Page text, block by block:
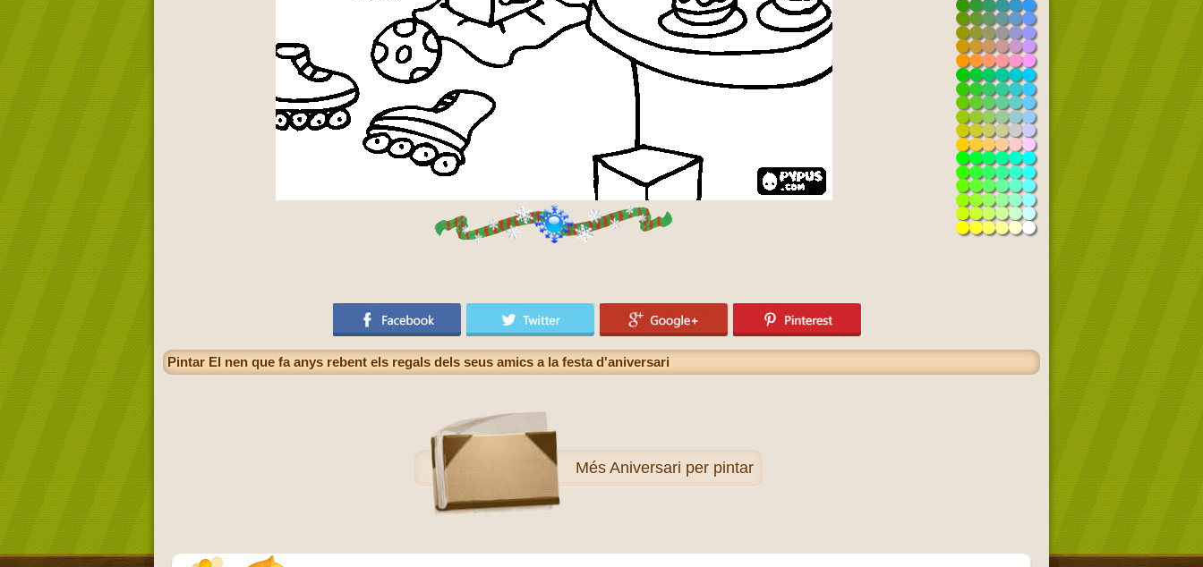
Pintar El nen que fa anys rebent els regals dels seus amics a la festa d'aniversari
Més Aniversari per pintar